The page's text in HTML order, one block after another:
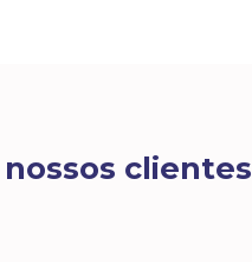
clientes